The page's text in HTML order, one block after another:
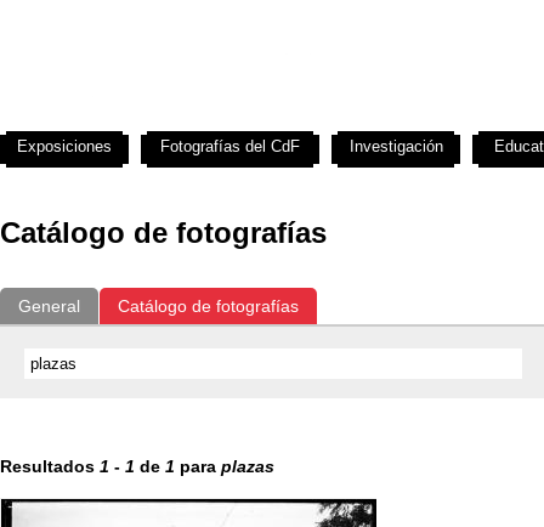
Catálogo de fotografías
General Catálogo de fotografías
Resultados 1 - 1 de 1 para plazas
Exposiciones Fotografías del CdF Investigación